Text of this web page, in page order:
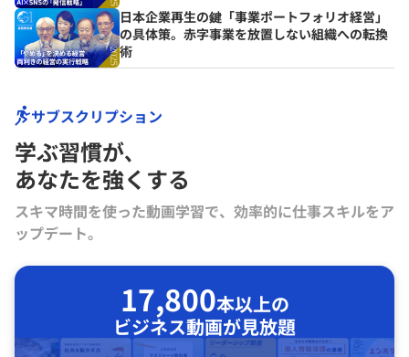
日本企業再生の鍵「事業ポートフォリオ経営」
の具体策。赤字事業を放置しない組織への転換
術
サブスクリプション
学ぶ習慣が､
あなたを強くする
スキマ時間を使った動画学習で、効率的に仕事スキルをア
ップデート。
17,800本以上の
ビジネス動画が見放題